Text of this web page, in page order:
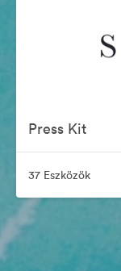
Press Kit
37 Eszközök